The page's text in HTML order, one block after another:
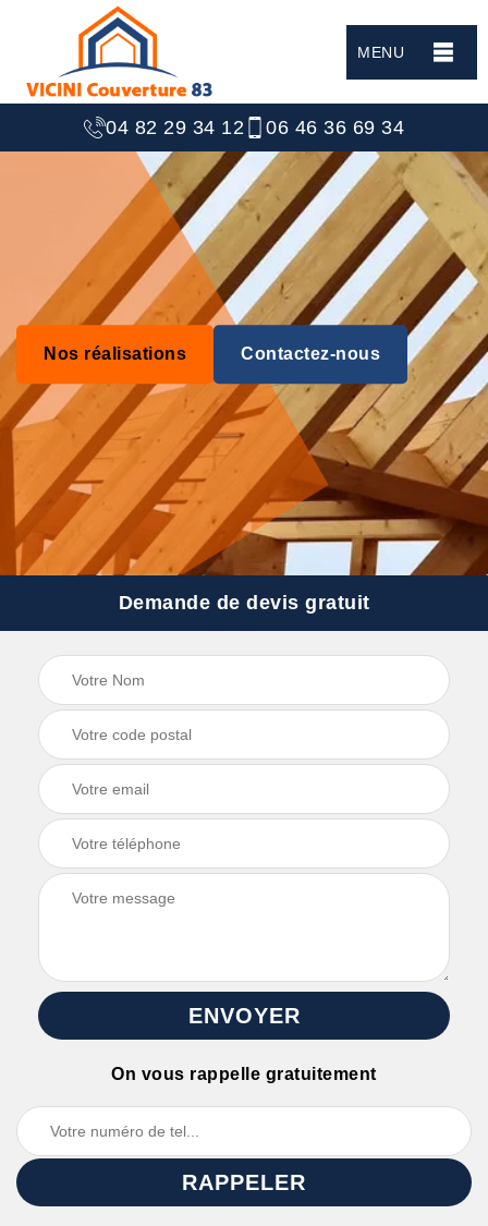
MENU
04 82 29 34 12 06 46 36 69 34
Nos réalisations Contactez-nous
Demande de devis gratuit
On vous rappelle gratuitement